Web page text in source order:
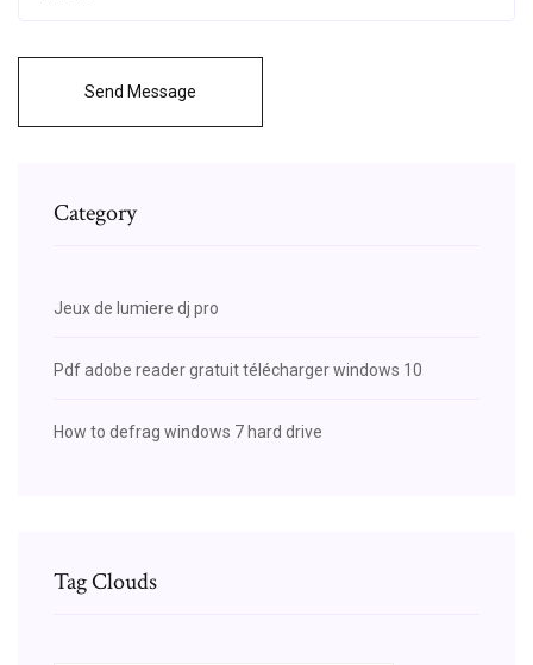
Send Message
Category
Jeux de lumiere dj pro
Pdf adobe reader gratuit télécharger windows 10
How to defrag windows 7 hard drive
Tag Clouds